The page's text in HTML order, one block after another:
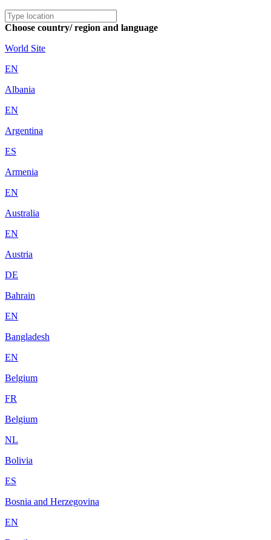
Choose country/ region and language
World Site
EN
Albania
EN
Argentina
ES
Armenia
EN
Australia
EN
Austria
DE
Bahrain
EN
Bangladesh
EN
Belgium
FR
Belgium
NL
Bolivia
ES
Bosnia and Herzegovina
EN